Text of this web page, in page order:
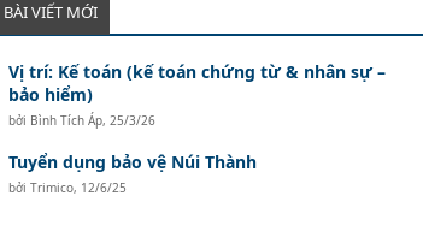
BÀI VIẾT MỚI
Vị trí: Kế toán (kế toán chứng từ & nhân sự –
bảo hiểm)
bởi Bình Tích Áp, 25/3/26
Tuyển dụng bảo vệ Núi Thành
bởi Trimico, 12/6/25